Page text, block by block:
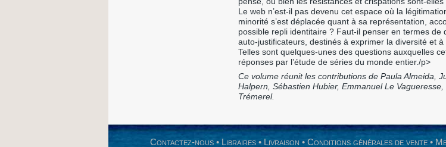
Le web n’est-il pas devenu cet espace où la
minorité s’est déplacée quant à sa représentation,
possible repli identitaire ? Faut-il penser en termes de
auto-justificateurs, destinés à exprimer la diversité et
Telles sont quelques-unes des questions auxquelles
réponses par l’étude de séries du monde entier./p>
Ce volume réunit les contributions de Paula Almeida,
Halpern, Sébastien Hubier, Emmanuel Le
Trémerel.
Contactez-nous• Libraires• Livraison • Conditions générales de vente•